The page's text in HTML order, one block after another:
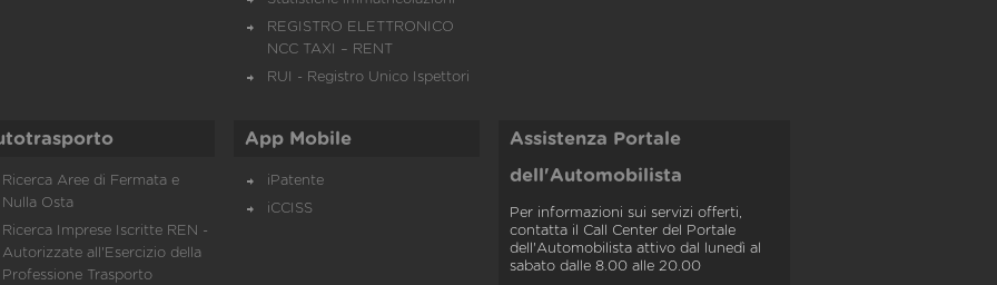
REGISTRO ELETTRONICO
NCC TAXI – RENT
RUI - Registro Unico Ispettori
Ricerca Aree di Fermata e
Nulla Osta
Ricerca Imprese Iscritte REN -
Autorizzate all'Esercizio della
Professione Trasporto
App Mobile
iPatente
iCCISS
Assistenza Portale
dell'Automobilista
Per informazioni sui servizi offerti,
contatta il Call Center del Portale
dell'Automobilista attivo dal lunedì al
sabato dalle 8.00 alle 20.00